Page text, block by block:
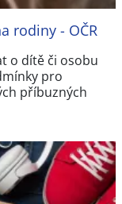
rodiny - OČR
o dítě či osobu
pro
příbuzných